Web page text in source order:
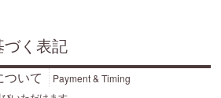
く表記
いて
Payment & Timing